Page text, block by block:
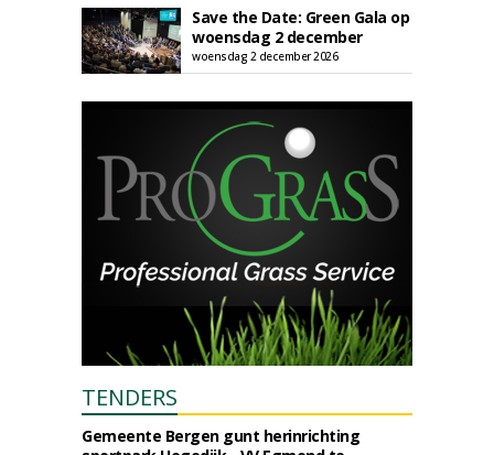
Save the Date: Green Gala op
woensdag 2 december
woensdag 2 december 2026
TENDERS
Gemeente Bergen gunt herinrichting